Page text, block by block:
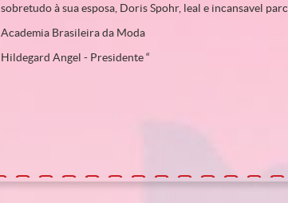
sobretudo à sua esposa, Doris Spohr, leal e incansavel
Academia Brasileira da Moda
Hildegard Angel - Presidente “